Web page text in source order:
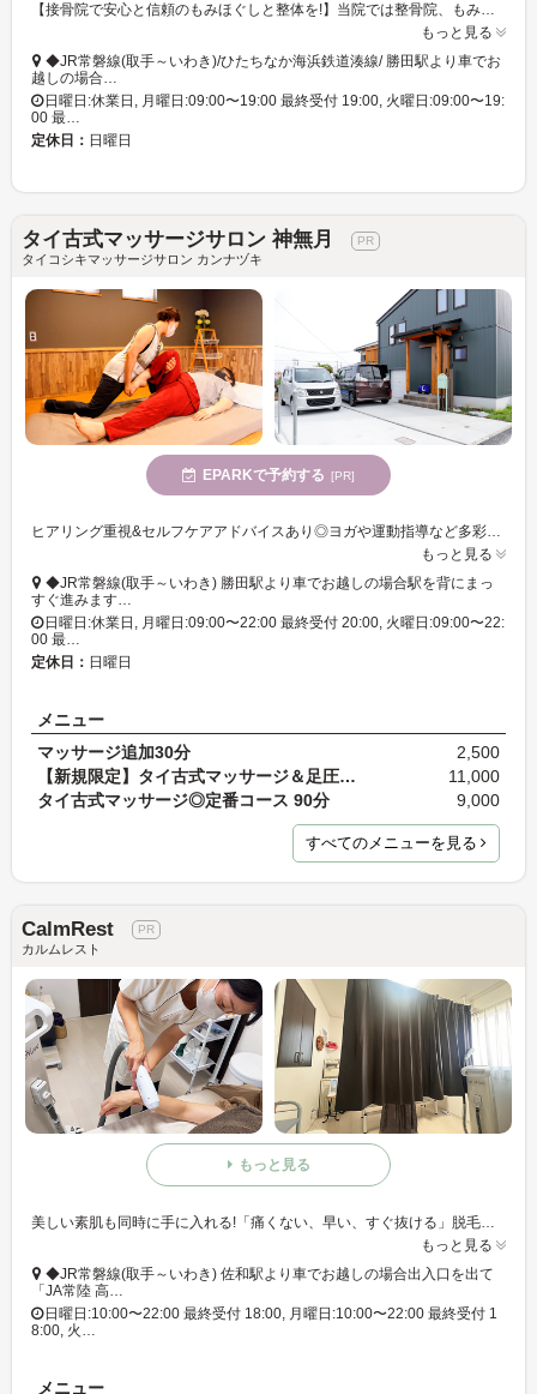
【接骨院で安心と信頼のもみほぐしと整体を!】当院では整骨院、もみほぐし、整体、それぞれの技術の強みを活かし、総合的な身体のお手入れを提供しています。身体の不調や疲れを根本から見直したい方へ!
もっと見る
◆JR常磐線(取手～いわき)/ひたちなか海浜鉄道湊線/ 勝田駅より車でお
越しの場合…
日曜日:休業日, 月曜日:09:00〜19:00 最終受付 19:00, 火曜日:09:00〜19:
00 最…
定休日： 日曜日
タイ古式マッサージサロン 神無月
タイコシキマッサージサロン カンナヅキ
EPARKで予約する [PR]
もっと見る
◆JR常磐線(取手～いわき) 勝田駅より車でお越しの場合駅を背にまっ
すぐ進みます…
日曜日:休業日, 月曜日:09:00〜22:00 最終受付 20:00, 火曜日:09:00〜22:
00 最…
定休日： 日曜日
メニュー
マッサージ追加30分
2,500
【新規限定】タイ古式マッサージ＆足圧セラピー 120…
11,000
タイ古式マッサージ◎定番コース 90分
9,000
すべてのメニューを見る
CalmRest
カルムレスト
もっと見る
もっと見る
◆JR常磐線(取手～いわき) 佐和駅より車でお越しの場合出入口を出て
「JA常陸 高…
日曜日:10:00〜22:00 最終受付 18:00, 月曜日:10:00〜22:00 最終受付 1
8:00, 火…
メニュー